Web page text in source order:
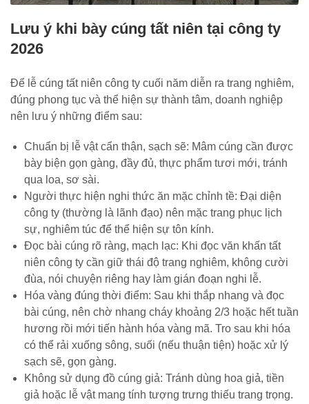
Lưu ý khi bày cúng tất niên tại công ty
2026
Để lễ cúng tất niên công ty cuối năm diễn ra trang nghiêm,
đúng phong tục và thể hiện sự thành tâm, doanh nghiệp
nên lưu ý những điểm sau:
Chuẩn bị lễ vật cẩn thận, sạch sẽ: Mâm cúng cần được
bày biện gọn gàng, đầy đủ, thực phẩm tươi mới, tránh
qua loa, sơ sài.
Người thực hiện nghi thức ăn mặc chỉnh tề: Đại diện
công ty (thường là lãnh đạo) nên mặc trang phục lịch
sự, nghiêm túc để thể hiện sự tôn kính.
Đọc bài cúng rõ ràng, mạch lạc: Khi đọc văn khấn tất
niên công ty cần giữ thái độ trang nghiêm, không cười
đùa, nói chuyện riêng hay làm gián đoạn nghi lễ.
Hóa vàng đúng thời điểm: Sau khi thắp nhang và đọc
bài cúng, nên chờ nhang cháy khoảng 2/3 hoặc hết tuần
hương rồi mới tiến hành hóa vàng mã. Tro sau khi hóa
có thể rải xuống sông, suối (nếu thuận tiện) hoặc xử lý
sạch sẽ, gọn gàng.
Không sử dụng đồ cúng giả: Tránh dùng hoa giả, tiền
giả hoặc lễ vật mang tính tượng trưng thiếu trang trọng.